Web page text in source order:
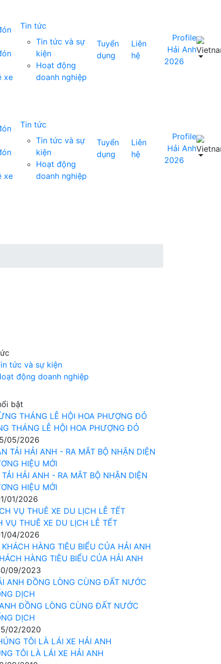
xe
Tin tức
Tin tức và sự
kiện
Hoạt động
doanh nghiệp
Tuyển
dụng
Liên
hệ
Profile
Hải Anh
2026
xe
Tin tức
Tin tức và sự
kiện
Hoạt động
doanh nghiệp
Tuyển
dụng
Liên
hệ
Profile
Hải Anh
2026
tức và sự kiện
động doanh nghiệp
bật
THÁNG LỄ HỘI HOA PHƯỢNG ĐỎ
05/2026
TẢI HẢI ANH - RA MẮT BỘ NHẬN DIỆN
HIỆU MỚI
01/2026
VỤ THUÊ XE DU LỊCH LỄ TẾT
04/2026
HÀNG TIÊU BIỂU CỦA HẢI ANH
09/2023
ĐỒNG LÒNG CÙNG ĐẤT NƯỚC
DỊCH
02/2020
TÔI LÀ LÁI XE HẢI ANH